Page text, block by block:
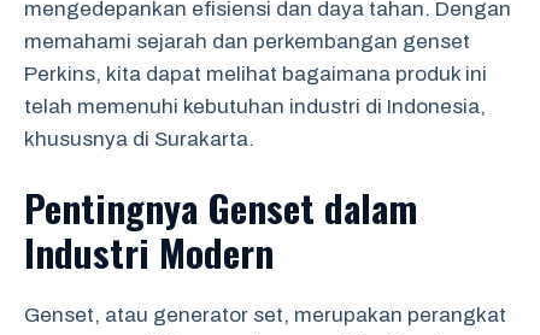
mengedepankan efisiensi dan daya tahan. Dengan
memahami sejarah dan perkembangan genset
Perkins, kita dapat melihat bagaimana produk ini
telah memenuhi kebutuhan industri di Indonesia,
khususnya di Surakarta.
Pentingnya Genset dalam
Industri Modern
Genset, atau generator set, merupakan perangkat